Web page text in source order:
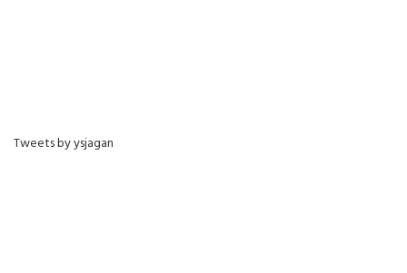
Tweets by ysjagan